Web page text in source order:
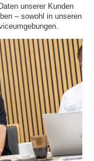
unserer Kunden
– sowohl in unseren